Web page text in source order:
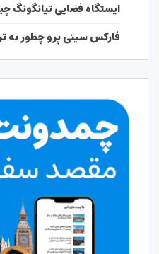
ایستگاه فضایی تیانگونگ
فارکس سیتی پرو چطور به